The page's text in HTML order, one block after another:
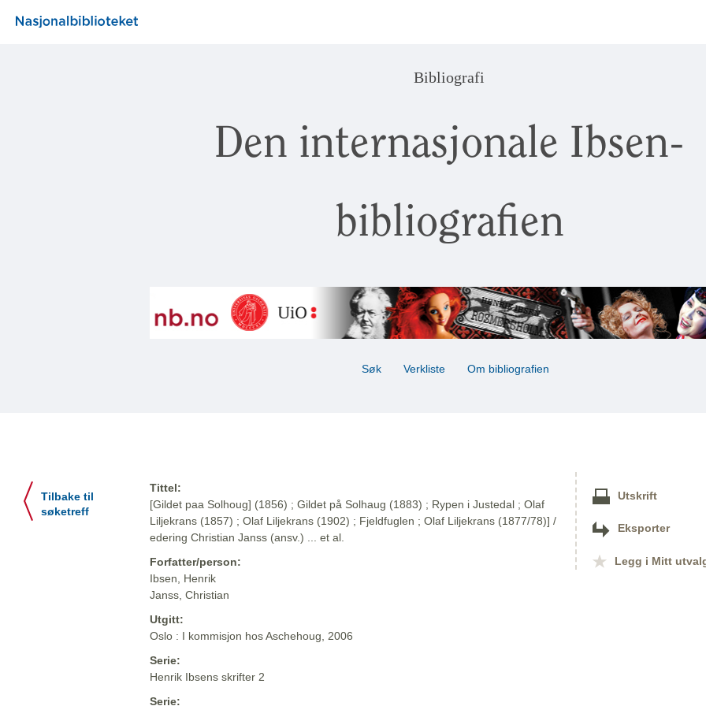
Bibliografi
Den internasjonale Ibsen-
bibliografien
Søk Verkliste Om bibliografien
Tilbake til
søketreff
Tittel:
[Gildet paa Solhoug] (1856) ; Gildet på Solhaug (1883) ; Rypen i Justedal ; Olaf
Liljekrans (1857) ; Olaf Liljekrans (1902) ; Fjeldfuglen ; Olaf Liljekrans (1877/78)] /
edering Christian Janss (ansv.) ... et al.
Forfatter/person:
Ibsen, Henrik
Janss, Christian
Utgitt:
Oslo : I kommisjon hos Aschehoug, 2006
Serie:
Henrik Ibsens skrifter 2
Serie:
Utskrift
Eksporter
Legg i Mitt